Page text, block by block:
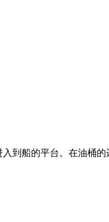
到船的平台。在油桶的